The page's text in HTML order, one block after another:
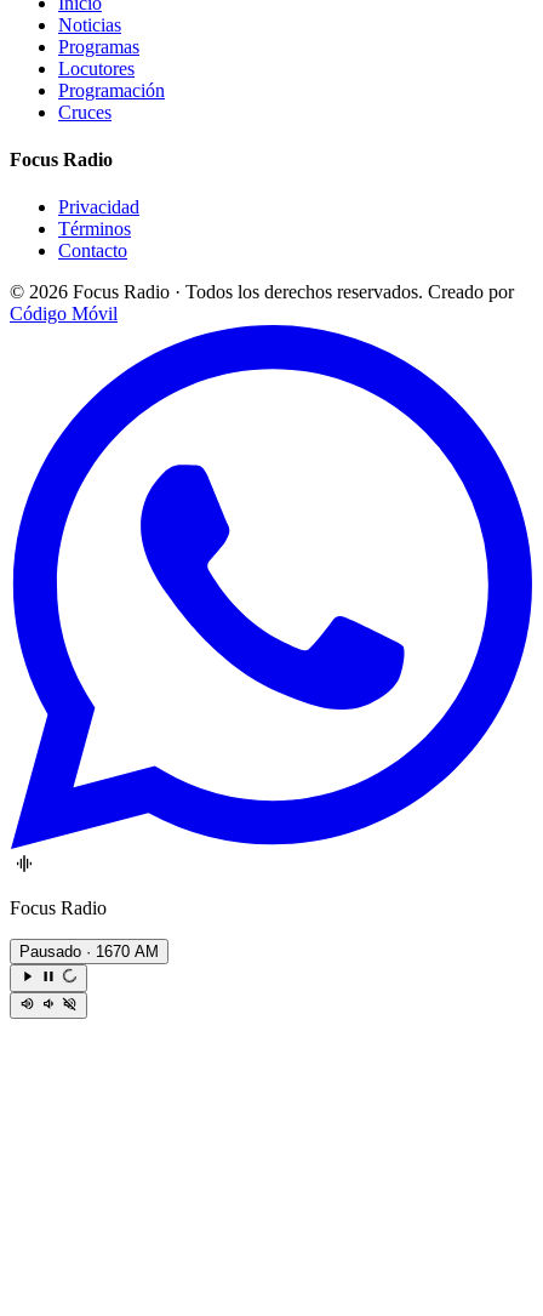
Noticias
Programas
Locutores
Programación
Cruces
Focus Radio
Privacidad
Términos
Contacto
© 2026 Focus Radio · Todos los derechos reservados. Creado por
Código Móvil
Focus Radio
Pausado · 1670 AM